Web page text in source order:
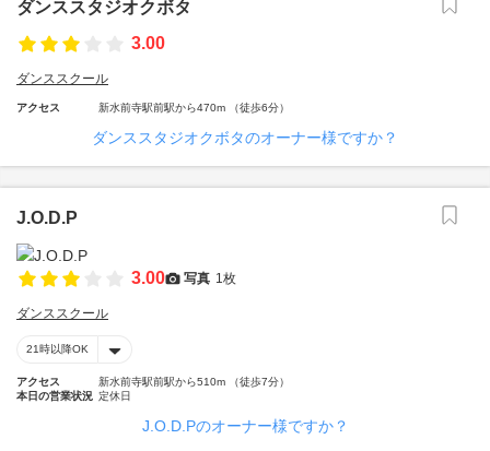
ダンススタジオクボタ
3.00
ダンススクール
アクセス 新水前寺駅前駅から470m （徒歩6分）
ダンススタジオクボタのオーナー様ですか？
J.O.D.P
3.00 写真 1枚
ダンススクール
21時以降OK
アクセス
新水前寺駅前駅から510m （徒歩7分）
本日の営業状況 定休日
J.O.D.Pのオーナー様ですか？